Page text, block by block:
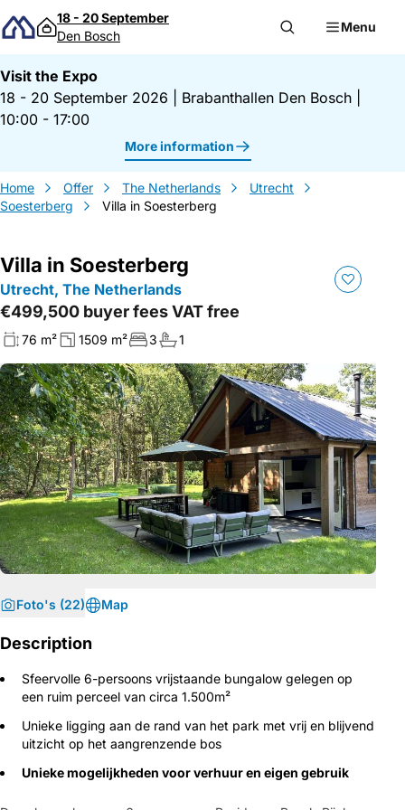
Skip to content
18 - 20 September
Den Bosch
Menu
Visit the Expo
18 - 20 September 2026
Brabanthallen Den Bosch
10:00 - 17:00
More information
Home Offer The Netherlands
Utrecht
Soesterberg
Villa in Soesterberg
Villa in Soesterberg
Utrecht, The Netherlands
€499,500 buyer fees VAT free
76 m² 1509 m² 3 1
Foto's (22) Map
Description
Sfeervolle 6-persoons vrijstaande bungalow gelegen op
een ruim perceel van circa 1.500m²
Unieke ligging aan de rand van het park met vrij en blijvend
uitzicht op het aangrenzende bos
Unieke mogelijkheden voor verhuur en eigen gebruik